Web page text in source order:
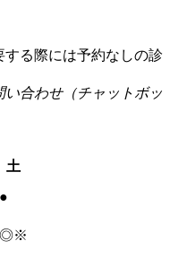
る際には予約なしの診
い合わせ（チャットボッ
土
●
◎※